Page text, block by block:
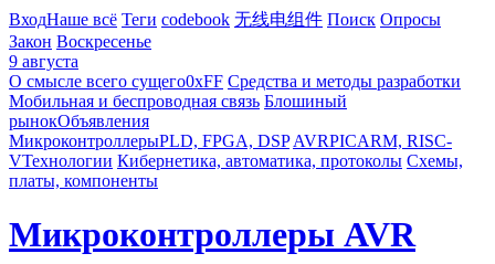
ВходНаше всё Теги codebook 无线电组件 Поиск Опросы
Закон Воскресенье
9 августа
О смысле всего сущего0xFF Средства и методы разработки
Мобильная и беспроводная связь Блошиный
рынокОбъявления
МикроконтроллерыPLD, FPGA, DSP AVRPICARM, RISC-
VТехнологии Кибернетика, автоматика, протоколы Схемы,
платы, компоненты
Микроконтроллеры AVR